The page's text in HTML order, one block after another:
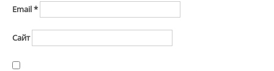
Email*
Сайт